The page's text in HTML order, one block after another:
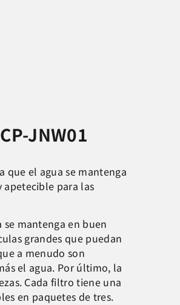
JNW01
que el agua se mantenga
para las
mantenga en buen
grandes que puedan
a menudo son
el agua. Por último, la
Cada filtro tiene una
en paquetes de tres.